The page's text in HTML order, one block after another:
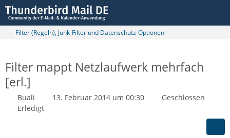
Filter (Regeln), Junk-Filter und Datenschutz-Optionen
Filter mappt Netzlaufwerk mehrfach
[erl.]
Buali 13. Februar 2014 um 00:30
Geschlossen
Erledigt